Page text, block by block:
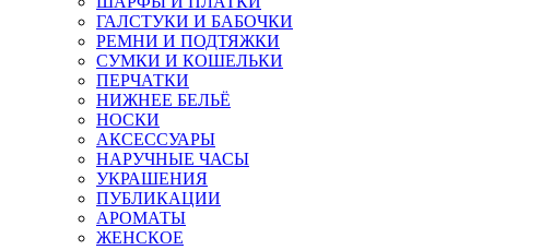
ГАЛСТУКИ И БАБОЧКИ
РЕМНИ И ПОДТЯЖКИ
СУМКИ И КОШЕЛЬКИ
ПЕРЧАТКИ
НИЖНЕЕ БЕЛЬЁ
НОСКИ
АКСЕССУАРЫ
НАРУЧНЫЕ ЧАСЫ
УКРАШЕНИЯ
ПУБЛИКАЦИИ
АРОМАТЫ
ЖЕНСКОЕ